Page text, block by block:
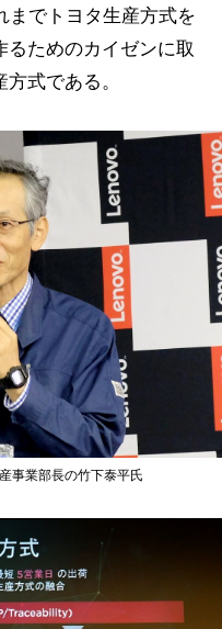
までトヨタ生産方式を
ためのカイゼンに取
式である。
事業部長の竹下泰平氏